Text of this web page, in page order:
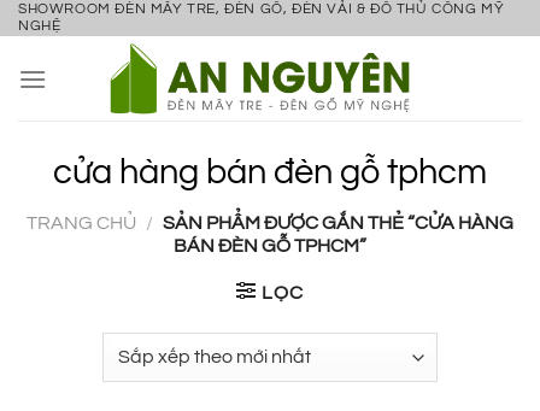
Bỏ
nội
SHOWROOM ĐÈN MÂY TRE, ĐÈN GỖ, ĐÈN VẢI & ĐỒ THỦ CÔNG MỸ
NGHỆ
cửa hàng bán đèn gỗ tphcm
TRANG CHỦ / SẢN PHẨM ĐƯỢC GẮN THẺ “CỬA HÀNG
BÁN ĐÈN GỖ TPHCM”
LỌC